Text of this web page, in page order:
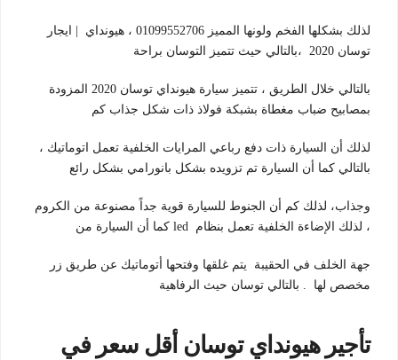
لذلك بشكلها الفخم ولونها المميز 01099552706 ، هيونداي | ايجار
توسان 2020 ،بالتالي حيث تتميز التوسان براحة
بالتالي خلال الطريق ، تتميز سيارة هيونداي توسان 2020 المزودة
بمصابيح ضباب مغطاة بشبكة فولاذ ذات شكل جذاب كم
لذلك أن السيارة ذات دفع رباعي المرايات الخلفية تعمل اتوماتيك ،
بالتالي كما أن السيارة تم تزويده بشكل بانورامي بشكل رائع
وجذاب، لذلك كم أن الجنوط للسيارة قوية جداً مصنوعة من الكروم
، لذلك الإضاءة الخلفية تعمل بنظام led كما أن السيارة من
جهة الخلف في الحقيبة يتم غلقها وفتحها أتوماتيك عن طريق زر
مخصص لها . بالتالي توسان حيث الرفاهية
تأجير هيونداي توسان أقل سعر في